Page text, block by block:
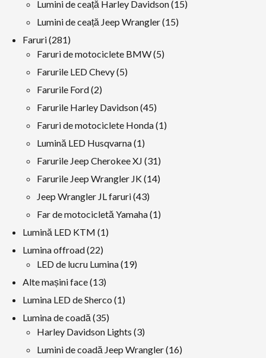
Lumini de ceață Harley Davidson 1515
Lumini de ceață Jeep Wrangler 1515
Faruri 281281
produse
Faruri de motociclete BMW 55
Farurile LED Chevy 55
Farurile Ford 22
produse
Farurile Harley Davidson 4545
produse
Faruri de motociclete Honda 11
Lumină LED Husqvarna 11
produs
Farurile Jeep Cherokee XJ 3131
produse
Farurile Jeep Wrangler JK 1414
Jeep Wrangler JL faruri 4343
produse
Far de motocicletă Yamaha 11
Lumină LED KTM 11
Lumina offroad 2222
produse
LED de lucru Lumina 1919
Alte mașini face 1313
produse
Lumina LED de Sherco 11
Lumina de coadă 3535
produse
Harley Davidson Lights 33
produse
Lumini de coadă Jeep Wrangler 1616